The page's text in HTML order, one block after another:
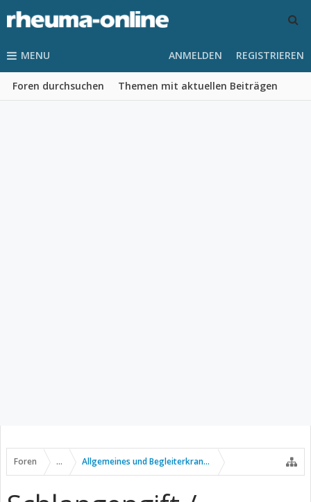
MENU
Foren durchsuchen Themen mit aktuellen Beiträgen
ANMELDEN REGISTRIEREN
Foren ... Allgemeines und Begleiterkrankungen